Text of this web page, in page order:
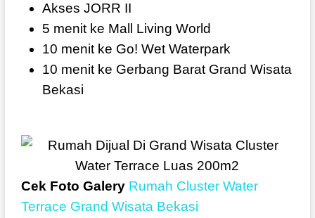
Akses JORR II
5 menit ke Mall Living World
10 menit ke Go! Wet Waterpark
10 menit ke Gerbang Barat Grand Wisata
Bekasi
Cek Foto Galery Rumah Cluster Water
Terrace Grand Wisata Bekasi